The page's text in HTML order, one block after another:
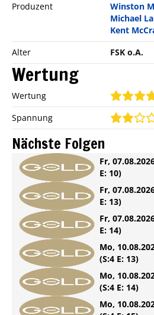
Produzent
Winston
Michael
Kent
Alter
FSK o.A.
Wertung
Wertung
Spannung
Nächste Folgen
Fr,
E: 10)
Fr,
E: 13)
Fr,
E: 14)
Mo,
(S:4 E: 13)
Mo,
(S:4 E: 14)
Mo,